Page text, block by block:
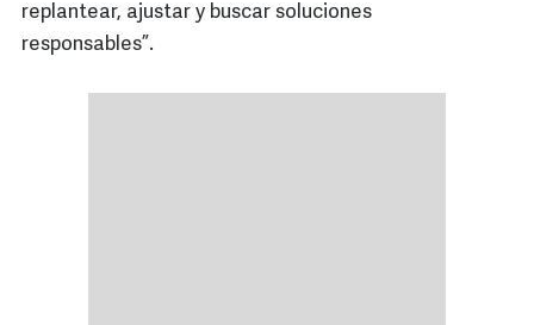
replantear, ajustar y buscar soluciones
responsables”.